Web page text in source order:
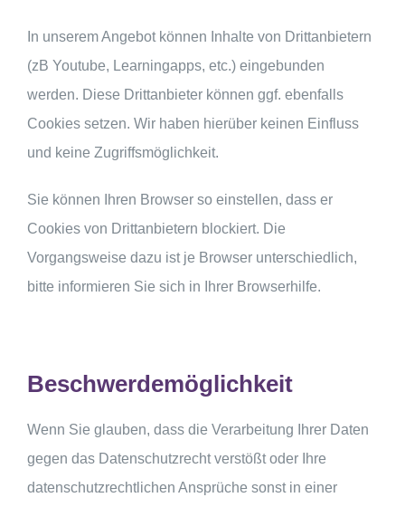
In unserem Angebot können Inhalte von Drittanbietern
(zB Youtube, Learningapps, etc.) eingebunden
werden. Diese Drittanbieter können ggf. ebenfalls
Cookies setzen. Wir haben hierüber keinen Einfluss
und keine Zugriffsmöglichkeit.
Sie können Ihren Browser so einstellen, dass er
Cookies von Drittanbietern blockiert. Die
Vorgangsweise dazu ist je Browser unterschiedlich,
bitte informieren Sie sich in Ihrer Browserhilfe.
Beschwerdemöglichkeit
Wenn Sie glauben, dass die Verarbeitung Ihrer Daten
gegen das Datenschutzrecht verstößt oder Ihre
datenschutzrechtlichen Ansprüche sonst in einer